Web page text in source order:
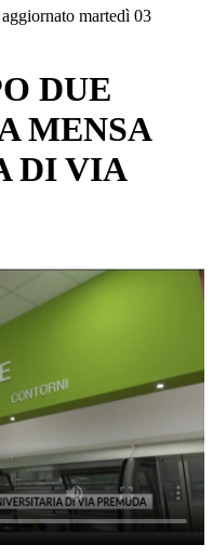
martedì 03
DUE
MENSA
DI VIA